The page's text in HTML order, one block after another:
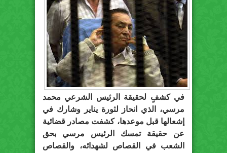
في كشفٍ لحقيقة الرئيس الشرعي محمد
مرسي، الذي انحاز لثورة يناير وشارك في
إشعالها قبل موعدها، كشفت مصادر قضائية
عن حقيقة تمسك الرئيس مرسي بحق
الشعب في القصاص لشهدائه، والقصاص